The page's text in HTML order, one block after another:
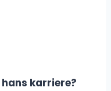
karriere?